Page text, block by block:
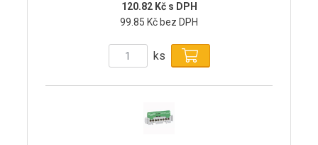
120.82 Kč s DPH
99.85 Kč bez DPH
ks